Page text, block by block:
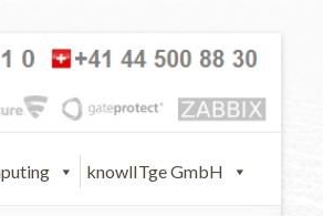
knowlITge GmbH